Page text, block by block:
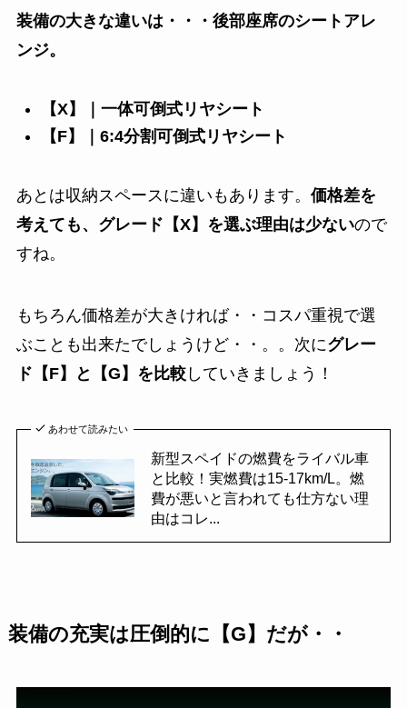
装備の大きな違いは・・・後部座席のシートアレ
ンジ。
【X】｜一体可倒式リヤシート
【F】｜6:4分割可倒式リヤシート
あとは収納スペースに違いもあります。 価格差を
考えても、グレード【X】を選ぶ理由は少ないので
すね。
もちろん価格差が大きければ・・コスパ重視で選
ぶことも出来たでしょうけど・・。。次にグレー
ド【F】と【G】を比較していきましょう！
あわせて読みたい
新型スペイドの燃費をライバル車
と比較！実燃費は15-17km/L。燃
費が悪いと言われても仕方ない理
由はコレ...
装備の充実は圧倒的に【G】だが・・